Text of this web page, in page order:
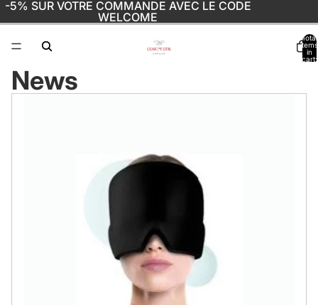
-5% SUR VOTRE COMMANDE AVEC LE CODE
WELCOME
Total
items
in
cart:
News